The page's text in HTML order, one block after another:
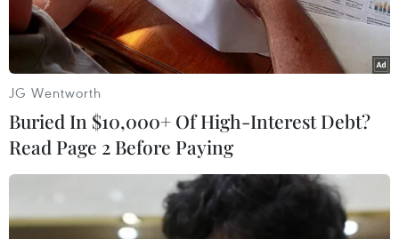
JG Wentworth
Buried In $10,000+ Of High-Interest Debt?
Read Page 2 Before Paying